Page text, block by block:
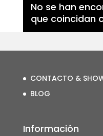
No se han
que coincidan
CONTACTO &
BLOG
Información